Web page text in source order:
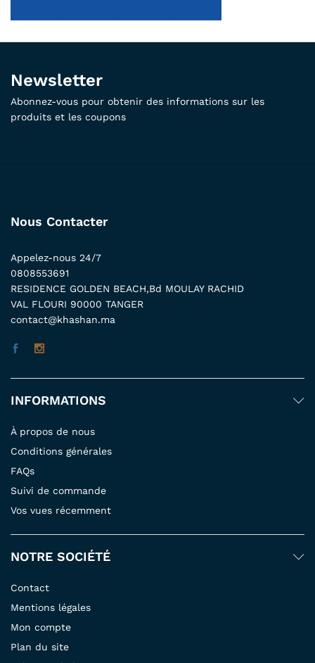
Newsletter
Abonnez-vous pour obtenir des informations sur les
produits et les coupons
Nous Contacter
Appelez-nous 24/7
0808553691
RESIDENCE GOLDEN BEACH,Bd MOULAY RACHID
VAL FLOURI 90000 TANGER
contact@khashan.ma
INFORMATIONS
À propos de nous
Conditions générales
FAQs
Suivi de commande
Vos vues récemment
NOTRE SOCIÉTÉ
Contact
Mentions légales
Mon compte
Plan du site